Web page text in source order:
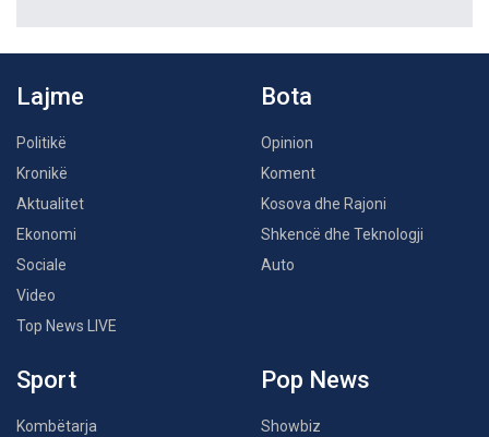
Lajme
Politikë
Kronikë
Aktualitet
Ekonomi
Sociale
Video
Top News LIVE
Bota
Opinion
Koment
Kosova dhe Rajoni
Shkencë dhe Teknologji
Auto
Sport
Kombëtarja
Pop News
Showbiz